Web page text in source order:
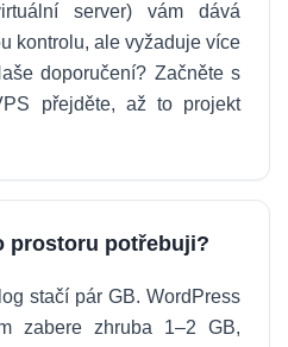
server) vám dává
kontrolu, ale vyžaduje více
doporučení? Začněte s
přejděte, až to projekt
prostoru potřebuji?
stačí pár GB. WordPress
zabere zhruba 1–2 GB,